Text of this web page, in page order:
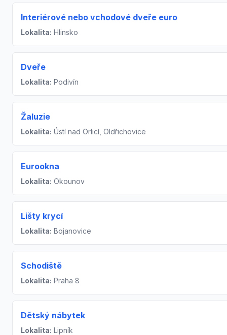
Interiérové nebo vchodové dveře euro
Lokalita: Hlinsko
Dveře
Lokalita: Podivín
Žaluzie
Lokalita: Ústí nad Orlicí, Oldřichovice
Eurookna
Lokalita: Okounov
Lišty krycí
Lokalita: Bojanovice
Schodiště
Lokalita: Praha 8
Dětský nábytek
Lokalita: Lipník